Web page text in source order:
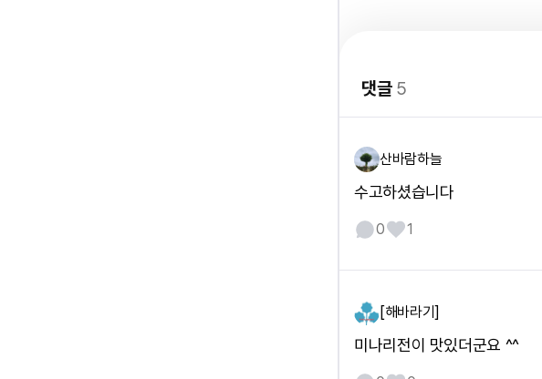
댓글5
산바람하늘
수고하셨습니다
0 1
[해바라기]
미나리전이 맛있더군요 ^^